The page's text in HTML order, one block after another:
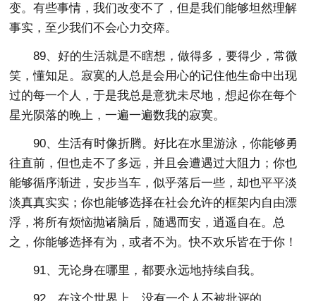
变。有些事情，我们改变不了，但是我们能够坦然理解
事实，至少我们不会心力交瘁。
89、好的生活就是不瞎想，做得多，要得少，常微
笑，懂知足。寂寞的人总是会用心的记住他生命中出现
过的每一个人，于是我总是意犹未尽地，想起你在每个
星光陨落的晚上，一遍一遍数我的寂寞。
90、生活有时像折腾。好比在水里游泳，你能够勇
往直前，但也走不了多远，并且会遭遇过大阻力；你也
能够循序渐进，安步当车，似乎落后一些，却也平平淡
淡真真实实；你也能够选择在社会允许的框架内自由漂
浮，将所有烦恼抛诸脑后，随遇而安，逍遥自在。总
之，你能够选择有为，或者不为。快不欢乐皆在于你！
91、无论身在哪里，都要永远地持续自我。